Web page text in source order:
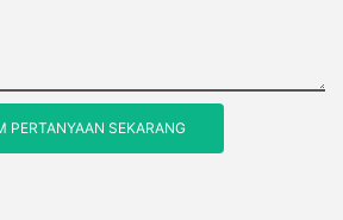
PERTANYAAN SEKARANG